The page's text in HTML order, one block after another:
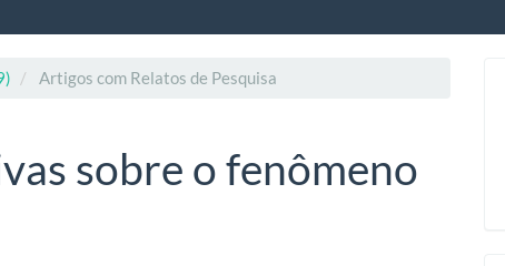
Artigos com Relatos de Pesquisa
sobre o fenômeno